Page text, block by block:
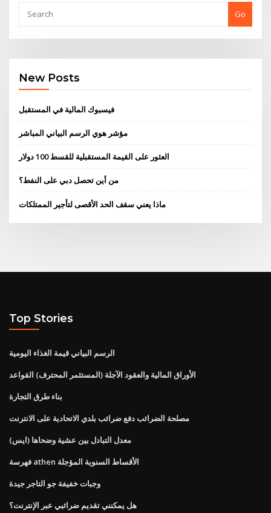
Go
New Posts
فيسبوك المالية في المستقبل
مؤشر هوي الرسم البياني المباشر
العثور على القيمة المستقبلية للقسط 100 دولار
من أين تحصل دبي على النفط؟
ماذا يعني سقف الحد الأقصى لتأجير الممتلكات
Top Stories
الرسم البياني قيمة الغذاء اليومية
الأوراق المالية والعقود الآجلة (المستثمر المحترف) القواعد
بناء طرق التجارة
مصلحة الضرائب دفع ضرائب بلدي الاتحادية على الانترنت
معدل التبادل بين عشية وضحاها (ايس)
فهرسة athen الأقساط السنوية المؤجلة
وجبات خفيفة جو التاجر جيدة
هل يمكنني تقديم ضرائبي عبر الإنترنت؟